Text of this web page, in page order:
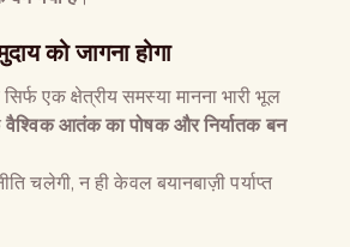
को जागना होगा
एक क्षेत्रीय समस्या मानना भारी भूल
वैश्विक आतंक का पोषक और निर्यातक बन
चलेगी, न ही केवल बयानबाज़ी पर्याप्त